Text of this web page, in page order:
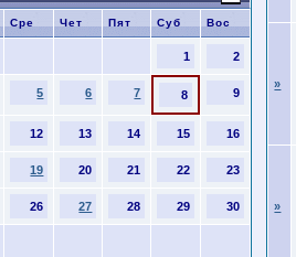
Сре Чет Пят Суб Вос
1 2
5 6 7 8 9
12 13 14 15 16
19 20 21 22 23
26 27 28 29 30
»
»